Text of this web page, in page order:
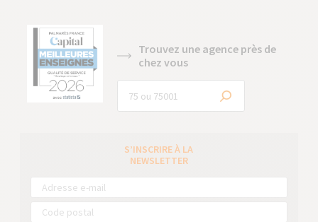
Trouvez une agence près de
chez vous
S’INSCRIRE À LA
NEWSLETTER